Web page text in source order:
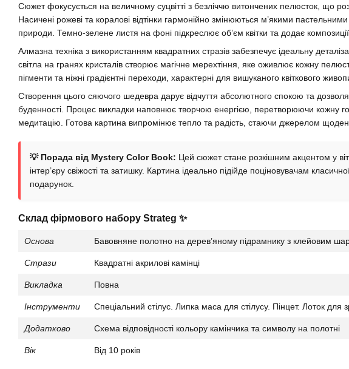
Сюжет фокусується на величному суцвітті з безліччю витончених пелюсток, що
Насичені рожеві та коралові відтінки гармонійно змінюються м’якими
природи. Темно-зелене листя на фоні підкреслює об’єм квітки та додає
Алмазна техніка з використанням квадратних стразів забезпечує ідеальну
світла на гранях кристалів створює магічне мерехтіння, яке оживлює кожну
пігменти та ніжні градієнтні переходи, характерні для вишуканого квіткового
Створення цього сяючого шедевра дарує відчуття абсолютного спокою та
буденності. Процес викладки наповнює творчою енергією, перетворюючи кожну
медитацію. Готова картина випромінює тепло та радість, стаючи джерелом
💡 Порада від Mystery Color Book: Цей сюжет стане розкішним акцентом у
інтер’єру свіжості та затишку. Картина ідеально підійде поціновувачам
подарунок.
Склад фірмового набору Strateg ✨
Основа Бавовняне полотно на дерев’яному підрамнику з клейовим
Стрази Квадратні акрилові камінці
Викладка Повна
Інструменти Спеціальний стілус. Липка маса для стілусу. Пінцет. Лоток для
Додатково Схема відповідності кольору камінчика та символу на полотні
Вік Від 10 років